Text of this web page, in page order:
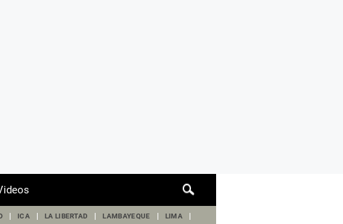
de
ICA LA LIBERTAD LAMBAYEQUE LIMA